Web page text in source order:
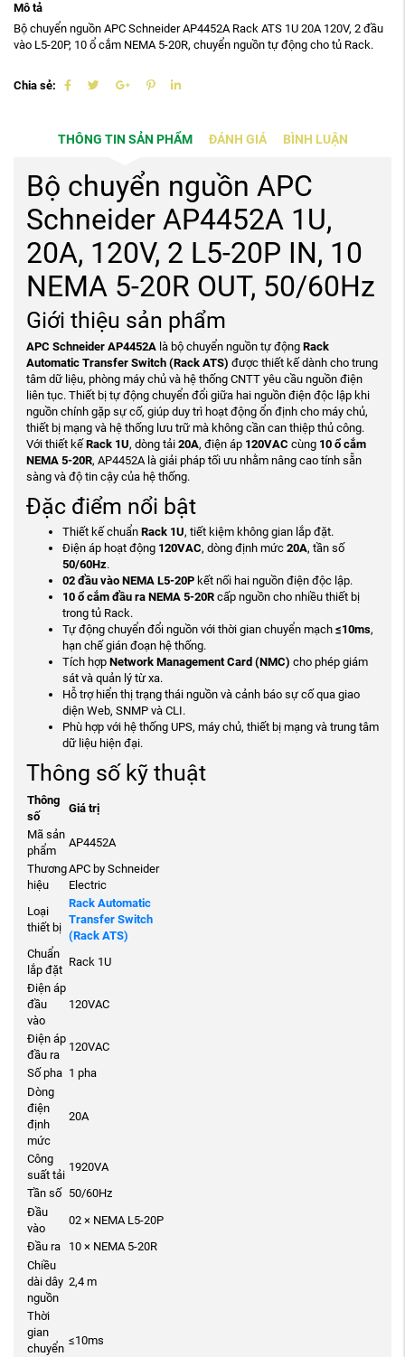
Mô tả
Bộ chuyển nguồn APC Schneider AP4452A Rack ATS 1U 20A 120V, 2 đầu
vào L5-20P, 10 ổ cắm NEMA 5-20R, chuyển nguồn tự động cho tủ Rack.
Chia sẻ:
THÔNG TIN SẢN PHẨM ĐÁNH GIÁ BÌNH LUẬN
Bộ chuyển nguồn APC
Schneider AP4452A 1U,
20A, 120V, 2 L5-20P IN, 10
NEMA 5-20R OUT, 50/60Hz
Giới thiệu sản phẩm
APC Schneider AP4452Alà bộ chuyển nguồn tự động Rack
Automatic Transfer Switch (Rack ATS) được thiết kế dành cho trung
tâm dữ liệu, phòng máy chủ và hệ thống CNTT yêu cầu nguồn điện
liên tục. Thiết bị tự động chuyển đổi giữa hai nguồn điện độc lập khi
nguồn chính gặp sự cố, giúp duy trì hoạt động ổn định cho máy chủ,
thiết bị mạng và hệ thống lưu trữ mà không cần can thiệp thủ công.
Với thiết kế Rack 1U, dòng tải 20A, điện áp 120VAC cùng 10 ổ cắm
NEMA 5-20R, AP4452A là giải pháp tối ưu nhằm nâng cao tính sẵn
sàng và độ tin cậy của hệ thống.
Đặc điểm nổi bật
Thiết kế chuẩn Rack 1U, tiết kiệm không gian lắp đặt.
Điện áp hoạt động 120VAC, dòng định mức 20A, tần số
50/60Hz.
02 đầu vào NEMA L5-20Pkết nối hai nguồn điện độc lập.
10 ổ cắm đầu ra NEMA 5-20Rcấp nguồn cho nhiều thiết bị
trong tủ Rack.
Tự động chuyển đổi nguồn với thời gian chuyển mạch ≤10ms,
hạn chế gián đoạn hệ thống.
Tích hợp Network Management Card (NMC) cho phép giám
sát và quản lý từ xa.
Hỗ trợ hiển thị trạng thái nguồn và cảnh báo sự cố qua giao
diện Web, SNMP và CLI.
Phù hợp với hệ thống UPS, máy chủ, thiết bị mạng và trung tâm
dữ liệu hiện đại.
Thông số kỹ thuật
Thông
số
Giá trị
Mã sản
phẩm
AP4452A
Thương
hiệu
APC by Schneider
Electric
Loại
thiết bị
Rack Automatic
Transfer Switch
(Rack ATS)
Chuẩn
lắp đặt
Rack 1U
Điện áp
đầu
vào
120VAC
Điện áp
đầu ra
120VAC
Số pha 1 pha
Dòng
điện
định
mức
20A
Công
suất tải
1920VA
Tần số
50/60Hz
Đầu
vào
02 × NEMA L5-20P
Đầu ra
10 × NEMA 5-20R
Chiều
dài dây
nguồn
2,4 m
Thời
gian
chuyển
≤10ms